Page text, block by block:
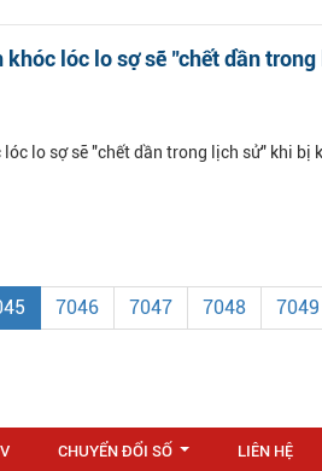
lóc lo sợ sẽ "chết dần
lo sợ sẽ "chết dần trong lịch sử" khi bị
7046 7047 7048
7049
CHUYỂN ĐỔI SỐ LIÊN HỆ